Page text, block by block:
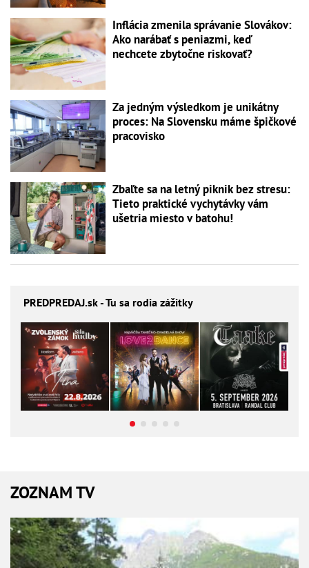
Inflácia zmenila správanie Slovákov:
Ako narábať s peniazmi, keď
nechcete zbytočne riskovať?
Za jedným výsledkom je unikátny
proces: Na Slovensku máme špičkové
pracovisko
Zbaľte sa na letný piknik bez stresu:
Tieto praktické vychytávky vám
ušetria miesto v batohu!
PREDPREDAJ.sk - Tu sa rodia zážitky
ZOZNAM TV